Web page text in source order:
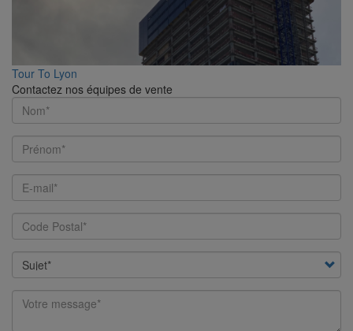
Tour To Lyon
Contactez nos équipes de vente
Name
First
Name
Email
Subject
Your
message